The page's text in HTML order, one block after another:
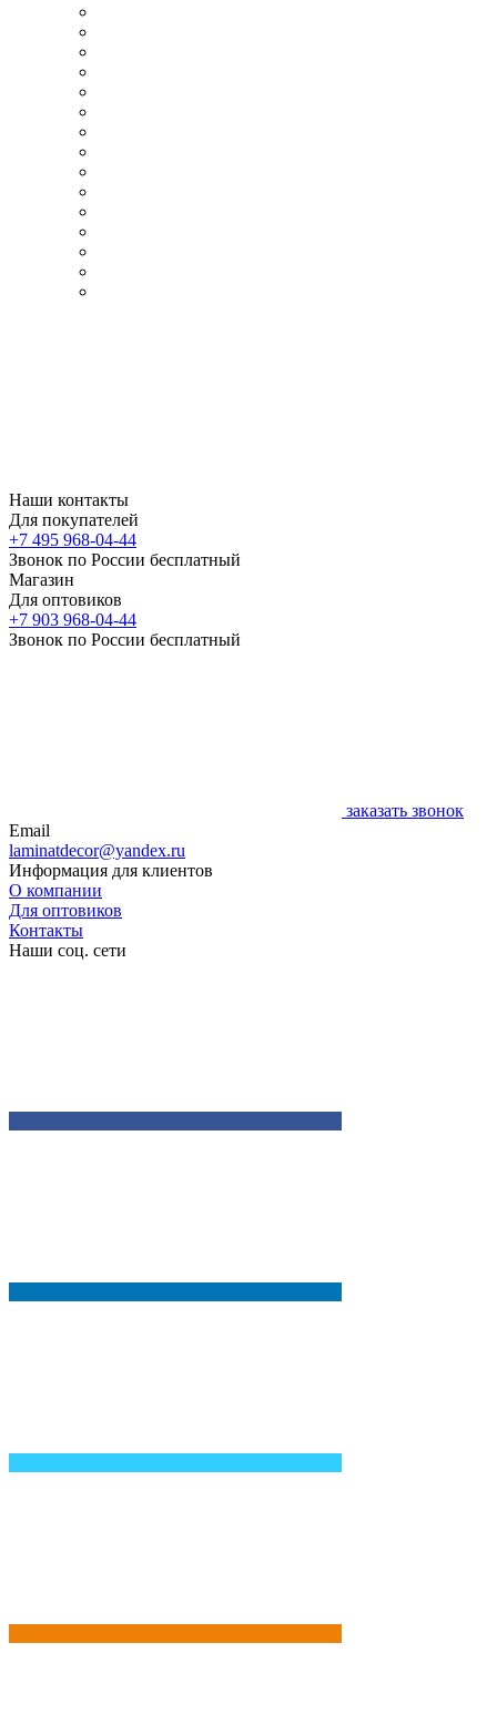
Наши контакты
Для покупателей
+7 495 968-04-44
Звонок по России бесплатный
Магазин
Для оптовиков
+7 903 968-04-44
Звонок по России бесплатный
заказать звонок
Email
laminatdecor@yandex.ru
Информация для клиентов
О компании
Для оптовиков
Контакты
Наши соц. сети